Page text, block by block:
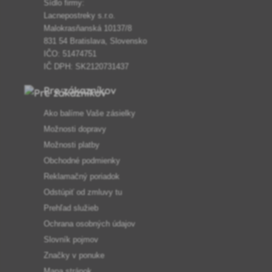
Sídlo firmy:
Lacnepostreky s.r.o.
Malokrasňanská 10137/8
831 54 Bratislava, Slovensko
IČO: 51474751
IČ DPH: SK2120731437
Pre zákazníkov
Ako balíme Vaše zásielky
Možnosti dopravy
Možnosti platby
Obchodné podmienky
Reklamačný poriadok
Odstúpiť od zmluvy tu
Prehľad služieb
Ochrana osobných údajov
Slovník pojmov
Značky v ponuke